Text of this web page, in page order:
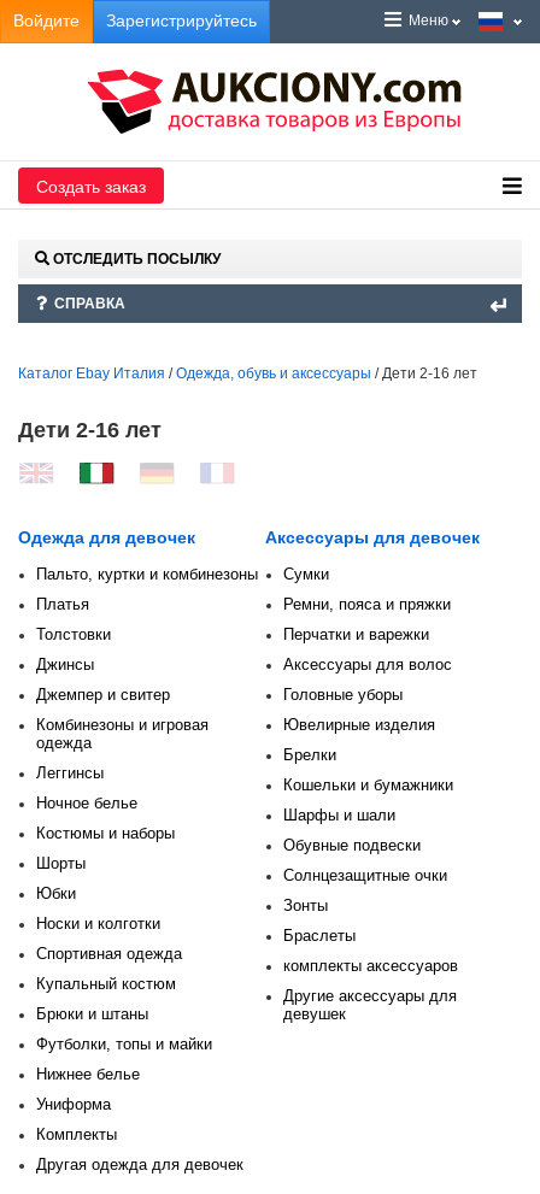
Войдите Зарегистрируйтесь Меню
Создать заказ
ОТСЛЕДИТЬ ПОСЫЛКУ
СПРАВКА
Каталог Ebay Италия /Одежда, обувь и аксессуары / Дети 2-16 лет
Дети 2-16 лет
Одежда для девочек
Пальто, куртки и комбинезоны
Платья
Толстовки
Джинсы
Джемпер и свитер
Комбинезоны и игровая
одежда
Леггинсы
Ночное белье
Костюмы и наборы
Шорты
Юбки
Носки и колготки
Спортивная одежда
Купальный костюм
Брюки и штаны
Футболки, топы и майки
Нижнее белье
Униформа
Комплекты
Другая одежда для девочек
Аксессуары для девочек
Сумки
Ремни, пояса и пряжки
Перчатки и варежки
Аксессуары для волос
Головные уборы
Ювелирные изделия
Брелки
Кошельки и бумажники
Шарфы и шали
Обувные подвески
Солнцезащитные очки
Зонты
Браслеты
комплекты аксессуаров
Другие аксессуары для
девушек